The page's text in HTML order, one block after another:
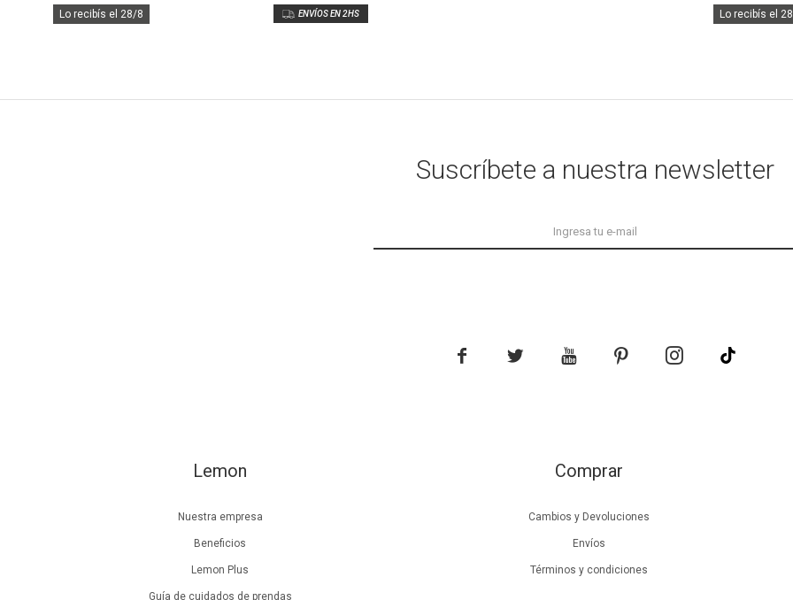
Lo recibís el 28/8 Lo recibís el
Lemon
Nuestra empresa
Beneficios
Lemon Plus
Guía de cuidados de prendas
Comprar
Cambios y Devoluciones
Envíos
Términos y condiciones
Suscríbete a nuestra newsletter
    